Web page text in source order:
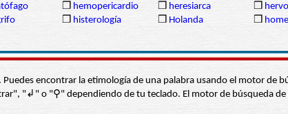
❒ hemopericardio ❒ heresiarca ❒
❒ histerología ❒ Holanda ❒
encontrar la etimología de una palabra usando el motor de
"↲" o "⚲" dependiendo de tu teclado. El motor de búsqueda